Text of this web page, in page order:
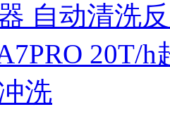
自动清洗
20T/
洗